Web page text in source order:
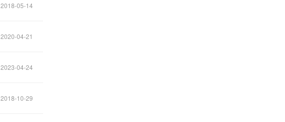
2018-05-14
2020-04-21
2023-04-24
2018-10-29